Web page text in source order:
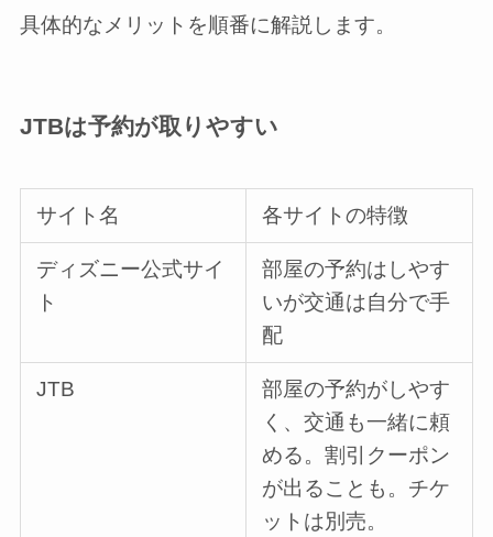
具体的なメリットを順番に解説します。
JTBは予約が取りやすい
サイト名 各サイトの特徴
ディズニー公式サイ
ト
部屋の予約はしやす
いが交通は自分で手
配
JTB
部屋の予約がしやす
く、交通も一緒に頼
める。割引クーポン
が出ることも。チケ
ットは別売。